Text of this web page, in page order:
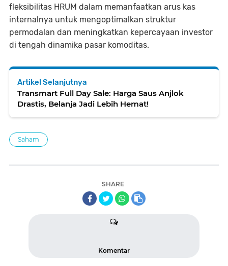
fleksibilitas HRUM dalam memanfaatkan arus kas
internalnya untuk mengoptimalkan struktur
permodalan dan meningkatkan kepercayaan investor
di tengah dinamika pasar komoditas.
Artikel Selanjutnya
Transmart Full Day Sale: Harga Saus Anjlok
Drastis, Belanja Jadi Lebih Hemat!
Saham
SHARE
Komentar